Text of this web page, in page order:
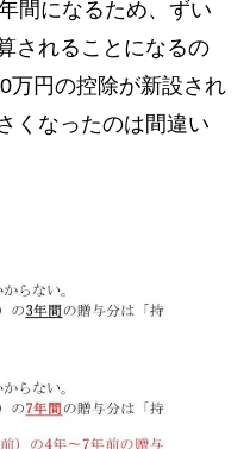
間になるため、ずい
されることになるの
万円の控除が新設され
くなったのは間違い